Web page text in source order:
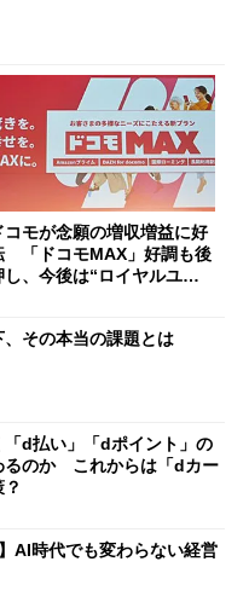
コモが念願の増収増益に好
「ドコモMAX」好調も後
し、今後は“ロイヤルユー
、その本当の課題とは
「d払い」「dポイント」の
るのか これからは「dカー
AI時代でも変わらない経営